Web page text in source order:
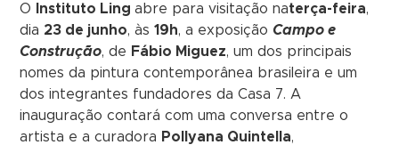
O Instituto Lingabre para visitação naterça-feira,
dia 23 de junho, às19h, a exposição Campo e
Construção, de Fábio Miguez, um dos principais
nomes da pintura contemporânea brasileira e um
dos integrantes fundadores da Casa 7. A
inauguração contará com uma conversa entre o
artista e a curadora Pollyana Quintella,